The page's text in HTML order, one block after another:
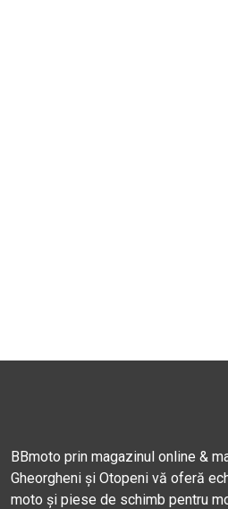
BBmoto prin magazinul online &
Gheorgheni și Otopeni vă oferă
moto și piese de schimb pentru